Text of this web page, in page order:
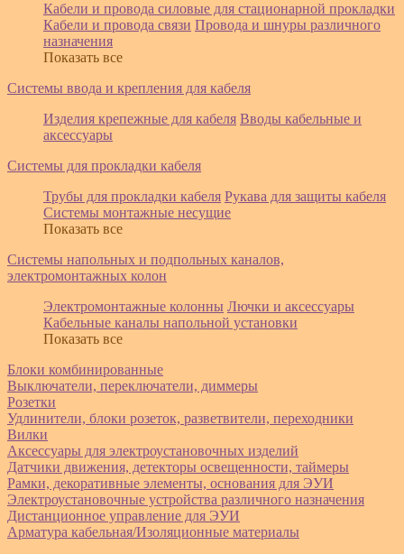
Кабели и провода силовые для стационарной прокладки
Кабели и провода связи Провода и шнуры различного
назначения
Показать все
Системы ввода и крепления для кабеля
Изделия крепежные для кабеля Вводы кабельные и
аксессуары
Системы для прокладки кабеля
Трубы для прокладки кабеля Рукава для защиты кабеля
Системы монтажные несущие
Показать все
Системы напольных и подпольных каналов,
электромонтажных колон
Электромонтажные колонны Лючки и аксессуары
Кабельные каналы напольной установки
Показать все
Блоки комбинированные
Выключатели, переключатели, диммеры
Розетки
Удлинители, блоки розеток, разветвители, переходники
Вилки
Аксессуары для электроустановочных изделий
Датчики движения, детекторы освещенности, таймеры
Рамки, декоративные элементы, основания для ЭУИ
Электроустановочные устройства различного назначения
Дистанционное управление для ЭУИ
Арматура кабельная/Изоляционные материалы